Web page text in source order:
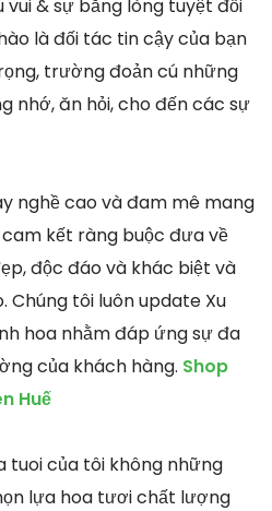
& sự bằng lòng tuyệt đối
là đối tác tin cậy của bạn
trường đoản cú những
nhớ, ăn hỏi, cho đến các sự
nghề cao và đam mê mang
kết ràng buộc đưa về
độc đáo và khác biệt và
Chúng tôi luôn update Xu
hoa nhằm đáp ứng sự đa
của khách hàng. Shop
Huế
tuoi của tôi không những
lựa hoa tươi chất lượng